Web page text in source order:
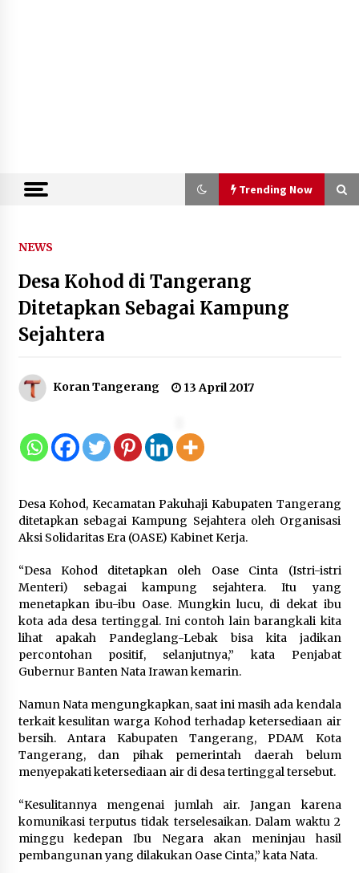
Trending Now
Kejari Kota Tangerang Bongkar
Korupsi Rp5,49 Miliar: Sewa Pesawat
Fiktif, Eks VP Angkasa Pura Kargo
Dukung Ekosistem Kendaraan
Match Pendidikan–Industri
5 Agustus 2026
Marak Kecelakaan Kapal, Puan
Soroti Minimnya Faktor Keamanan
5 Agustus 2026
Di Forum Internasional Majelis
Persaudaraan Manusia, Megawati
Soekarnoputri Tegaskan
Dominasi, Tapi Merawat Dan
Merangkul
5 Agustus 2026
Jokowi Tetap Disambut Hangat di
Pengabdiannya Masih Dirasakan
Masyarakat
5 Agustus 2026
NEWS
Desa Kohod di Tangerang
Ditetapkan Sebagai Kampung
Sejahtera
Koran Tangerang 13 April 2017
Desa Kohod, Kecamatan Pakuhaji Kabupaten Tangerang
ditetapkan sebagai Kampung Sejahtera oleh Organisasi
Aksi Solidaritas Era (OASE) Kabinet Kerja.
“Desa Kohod ditetapkan oleh Oase Cinta (Istri-istri
Menteri) sebagai kampung sejahtera. Itu yang
menetapkan ibu-ibu Oase. Mungkin lucu, di dekat ibu
kota ada desa tertinggal. Ini contoh lain barangkali kita
lihat apakah Pandeglang-Lebak bisa kita jadikan
percontohan positif, selanjutnya,” kata Penjabat
Gubernur Banten Nata Irawan kemarin.
Namun Nata mengungkapkan, saat ini masih ada kendala
terkait kesulitan warga Kohod terhadap ketersediaan air
bersih. Antara Kabupaten Tangerang, PDAM Kota
Tangerang, dan pihak pemerintah daerah belum
menyepakati ketersediaan air di desa tertinggal tersebut.
“Kesulitannya mengenai jumlah air. Jangan karena
komunikasi terputus tidak terselesaikan. Dalam waktu 2
minggu kedepan Ibu Negara akan meninjau hasil
pembangunan yang dilakukan Oase Cinta,” kata Nata.